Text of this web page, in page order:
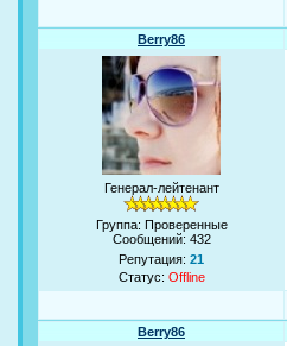
Berry86
Генерал-лейтенант
Группа: Проверенные
Сообщений: 432
Репутация: 21
Статус: Offline
Berry86